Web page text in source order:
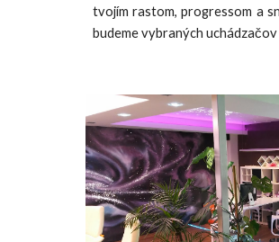
tvojím rastom, progressom a
budeme vybraných